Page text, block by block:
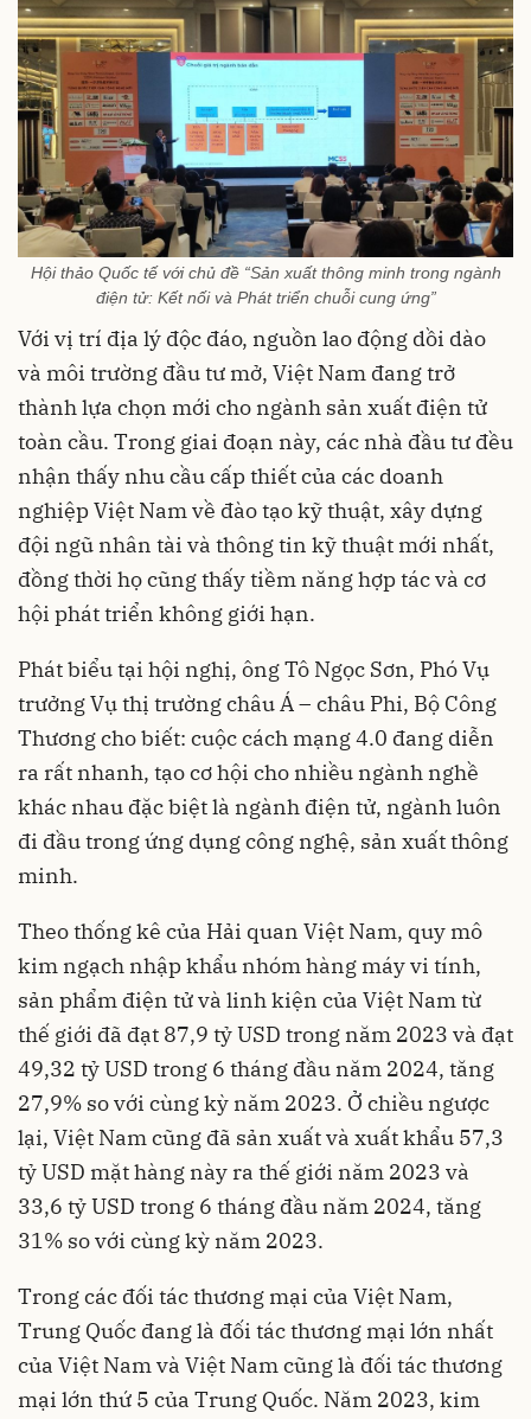
Hội thảo Quốc tế với chủ đề “Sản xuất thông minh trong ngành
điện tử: Kết nối và Phát triển chuỗi cung ứng”
Với vị trí địa lý độc đáo, nguồn lao động dồi dào
và môi trường đầu tư mở, Việt Nam đang trở
thành lựa chọn mới cho ngành sản xuất điện tử
toàn cầu. Trong giai đoạn này, các nhà đầu tư đều
nhận thấy nhu cầu cấp thiết của các doanh
nghiệp Việt Nam về đào tạo kỹ thuật, xây dựng
đội ngũ nhân tài và thông tin kỹ thuật mới nhất,
đồng thời họ cũng thấy tiềm năng hợp tác và cơ
hội phát triển không giới hạn.
Phát biểu tại hội nghị, ông Tô Ngọc Sơn, Phó Vụ
trưởng Vụ thị trường châu Á – châu Phi, Bộ Công
Thương cho biết: cuộc cách mạng 4.0 đang diễn
ra rất nhanh, tạo cơ hội cho nhiều ngành nghề
khác nhau đặc biệt là ngành điện tử, ngành luôn
đi đầu trong ứng dụng công nghệ, sản xuất thông
minh.
Theo thống kê của Hải quan Việt Nam, quy mô
kim ngạch nhập khẩu nhóm hàng máy vi tính,
sản phẩm điện tử và linh kiện của Việt Nam từ
thế giới đã đạt 87,9 tỷ USD trong năm 2023 và đạt
49,32 tỷ USD trong 6 tháng đầu năm 2024, tăng
27,9% so với cùng kỳ năm 2023. Ở chiều ngược
lại, Việt Nam cũng đã sản xuất và xuất khẩu 57,3
tỷ USD mặt hàng này ra thế giới năm 2023 và
33,6 tỷ USD trong 6 tháng đầu năm 2024, tăng
31% so với cùng kỳ năm 2023.
Trong các đối tác thương mại của Việt Nam,
Trung Quốc đang là đối tác thương mại lớn nhất
của Việt Nam và Việt Nam cũng là đối tác thương
mại lớn thứ 5 của Trung Quốc. Năm 2023, kim